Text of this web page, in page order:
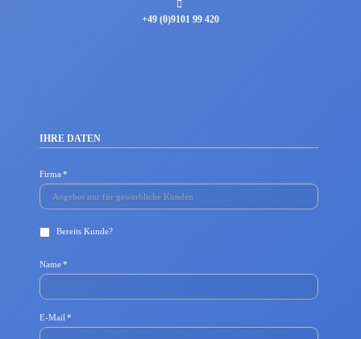
+49 (0)9101 99 420
IHRE DATEN
Pflichtfeld
Firma *
Bereits Kunde?
Pflichtfeld
Name*
Pflichtfeld
E-Mail *